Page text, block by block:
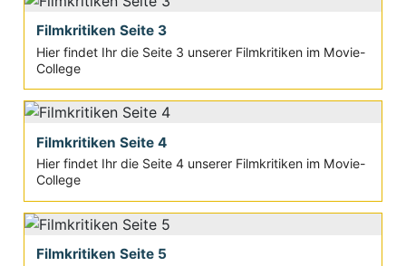
Filmkritiken Seite 3
Hier findet Ihr die Seite 3 unserer Filmkritiken im Movie-
College
Filmkritiken Seite 4
Hier findet Ihr die Seite 4 unserer Filmkritiken im Movie-
College
Filmkritiken Seite 5